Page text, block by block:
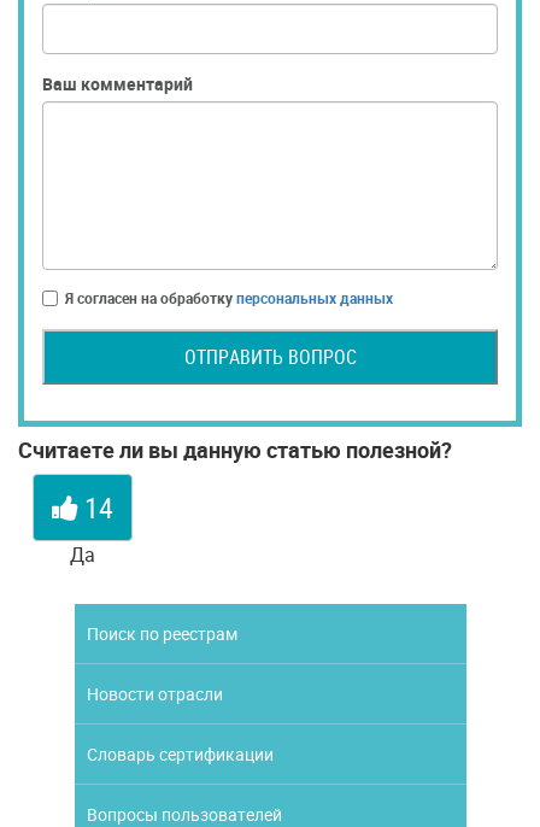
Ваш комментарий
Я согласен на обработкуперсональных данных
ОТПРАВИТЬ ВОПРОС
Считаете ли вы данную статью полезной?
14
Да
Поиск по реестрам
Новости отрасли
Словарь сертификации
Вопросы пользователей